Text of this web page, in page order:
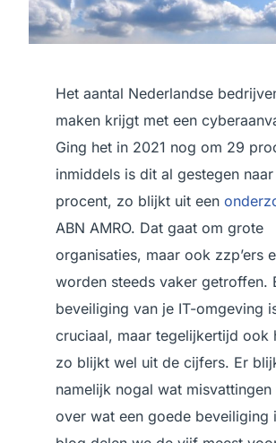
Het aantal Nederlandse
maken krijgt met een
Ging het in 2021 nog om 29
inmiddels is dit al gestegen
procent, zo blijkt uit een
ABN AMRO. Dat gaat om grote
organisaties, maar ook zzp’ers
worden steeds vaker getroffen.
beveiliging van je IT-omgeving
cruciaal, maar tegelijkertijd ook
zo blijkt wel uit de cijfers. Er
namelijk nogal wat misvattingen
over wat een goede beveiliging